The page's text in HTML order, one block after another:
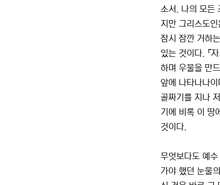
소서. 나의 모든
지만 그리스도
잠시 잠깐 거하
있는 것이다. 『
하며 우물을 만
앞에 나타나나
골짜기를 지나
기에 비록 이 땅
것이다.
무엇보다도 예
가야 했던 눈물